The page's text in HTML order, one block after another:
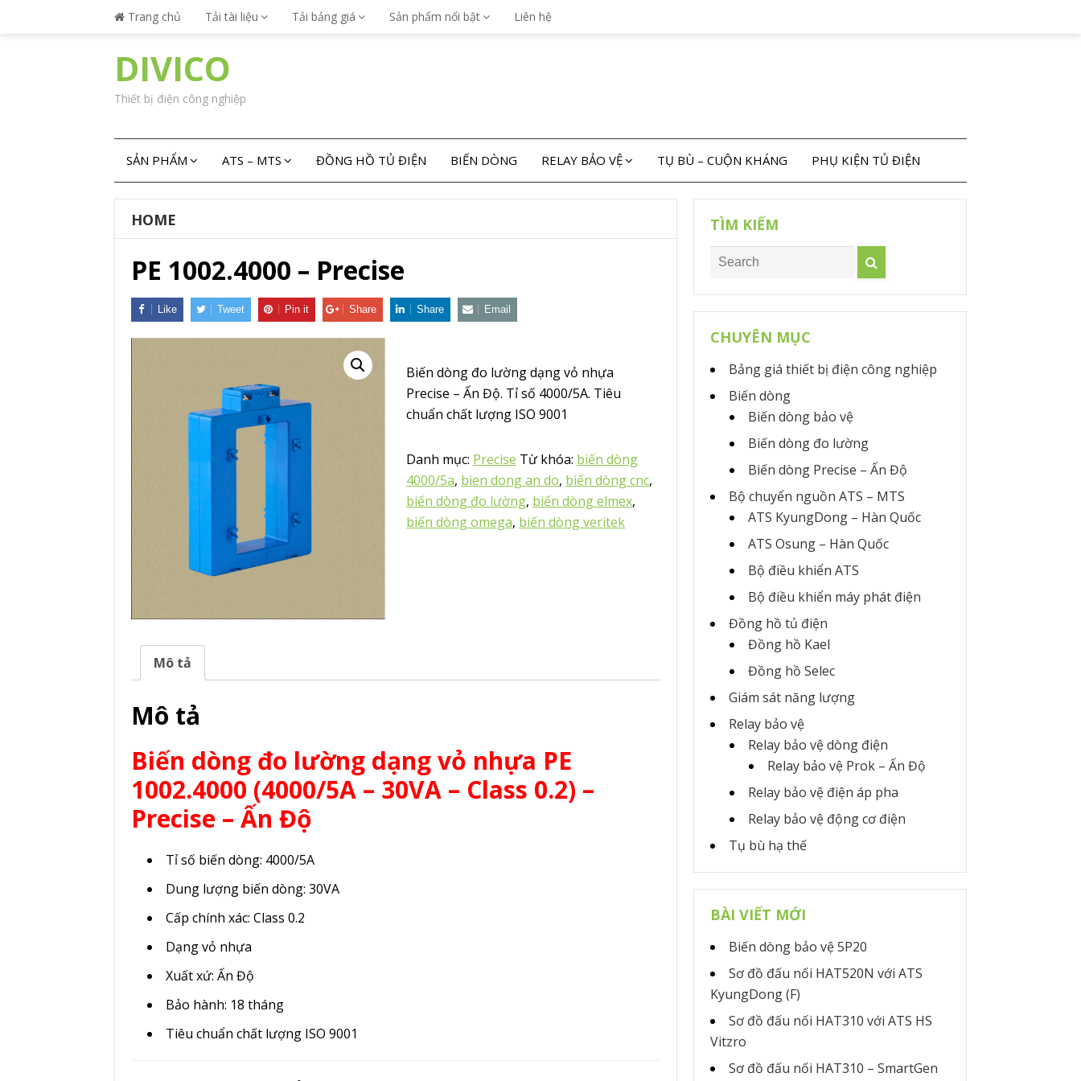
Trang chủ Tải tài liệu Tải bảng giá Sản phẩm nổi bật Liên hệ
DIVICO
Thiết bị điện công nghiệp
SẢN PHẨM ATS – MTS ĐỒNG HỒ TỦ ĐIỆN BIẾN DÒNG RELAY BẢO VỆ TỤ BÙ – CUỘN KHÁNG PHỤ KIỆN TỦ ĐIỆN
HOME
PE 1002.4000 – Precise
Like Tweet Pin it Share Share Email
Biến dòng đo lường dạng vỏ nhựa
Precise – Ấn Độ. Tỉ số 4000/5A. Tiêu
chuẩn chất lượng ISO 9001
Danh mục: Precise Từ khóa: biến dòng
4000/5a, bien dong an do, biến dòng cnc,
biến dòng đo lường, biến dòng elmex,
biến dòng omega, biến dòng veritek
Mô tả
Mô tả
Biến dòng đo lường dạng vỏ nhựa PE
1002.4000 (4000/5A – 30VA – Class 0.2) –
Precise – Ấn Độ
Tỉ số biến dòng: 4000/5A
Dung lượng biến dòng: 30VA
Cấp chính xác: Class 0.2
Dạng vỏ nhựa
Xuất xứ: Ấn Độ
Bảo hành: 18 tháng
Tiêu chuẩn chất lượng ISO 9001
TÌM KIẾM
CHUYÊN MỤC
Bảng giá thiết bị điện công nghiệp
Biến dòng
Biến dòng bảo vệ
Biến dòng đo lường
Biến dòng Precise – Ấn Độ
Bộ chuyển nguồn ATS – MTS
ATS KyungDong – Hàn Quốc
ATS Osung – Hàn Quốc
Bộ điều khiển ATS
Bộ điều khiển máy phát điện
Đồng hồ tủ điện
Đồng hồ Kael
Đồng hồ Selec
Giám sát năng lượng
Relay bảo vệ
Relay bảo vệ dòng điện
Relay bảo vệ Prok – Ấn Độ
Relay bảo vệ điện áp pha
Relay bảo vệ động cơ điện
Tụ bù hạ thế
BÀI VIẾT MỚI
Biến dòng bảo vệ 5P20
Sơ đồ đấu nối HAT520N với ATS
KyungDong (F)
Sơ đồ đấu nối HAT310 với ATS HS
Vitzro
Sơ đồ đấu nối HAT310 – SmartGen